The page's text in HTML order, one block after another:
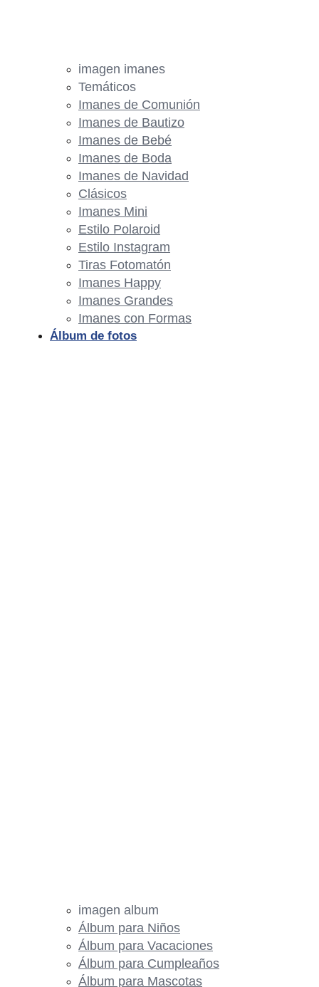
imagen imanes
Temáticos
Imanes de Comunión
Imanes de Bautizo
Imanes de Bebé
Imanes de Boda
Imanes de Navidad
Clásicos
Imanes Mini
Estilo Polaroid
Estilo Instagram
Tiras Fotomatón
Imanes Happy
Imanes Grandes
Imanes con Formas
Álbum de fotos
imagen album
Álbum para Niños
Álbum para Vacaciones
Álbum para Cumpleaños
Álbum para Mascotas